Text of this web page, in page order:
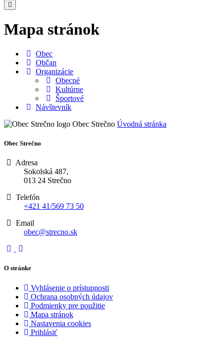
Mapa stránok
Obec
Občan
Organizácie
Obecné
Kultúrne
Športové
Návštevník
Obec Strečno Úvodná stránka
Obec Strečno
Adresa
Sokolská 487,
013 24 Strečno
Telefón
+421 41/569 73 50
Email
obec@strecno.sk
O stránke
Vyhlásenie o prístupnosti
Ochrana osobných údajov
Podmienky pre použitie
Mapa stránok
Nastavenia cookies
Prihlásiť